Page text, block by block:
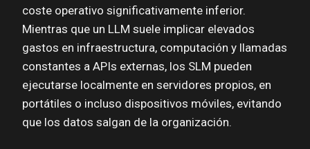
coste operativo significativamente inferior.
Mientras que un LLM suele implicar elevados
gastos en infraestructura, computación y llamadas
constantes a APIs externas, los SLM pueden
ejecutarse localmente en servidores propios, en
portátiles o incluso dispositivos móviles, evitando
que los datos salgan de la organización.